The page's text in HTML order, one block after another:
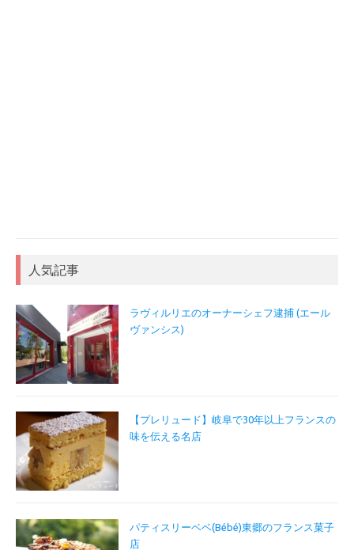
人気記事
ラヴィルリエのオーナーシェフ逮捕 (エール
ヴァンシス)
【プレリュード】岐阜で30年以上フランスの
味を伝える名店
パティスリーベベ(Bébé)東郷のフランス菓子
店